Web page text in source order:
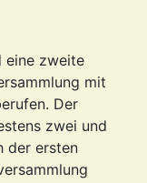
eine zweite
mit
Der
zwei und
der ersten